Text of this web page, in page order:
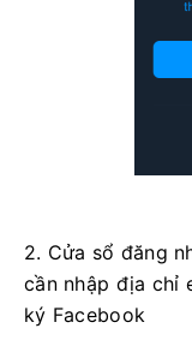
2. Cửa sổ đăng
cần nhập địa chỉ
ký Facebook